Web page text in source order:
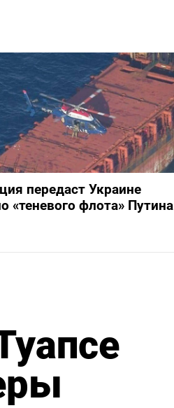
передаст Украине
«теневого флота» Путина